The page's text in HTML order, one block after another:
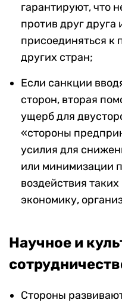
гарантируют, что
против друг друга
присоединяться
других стран;
Если санкции
сторон, вторая
ущерб для
«стороны
усилия для
или минимизации
воздействия
экономику,
Научное и
Стороны